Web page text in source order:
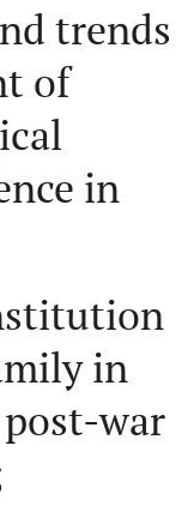
trends
of
in
in
war